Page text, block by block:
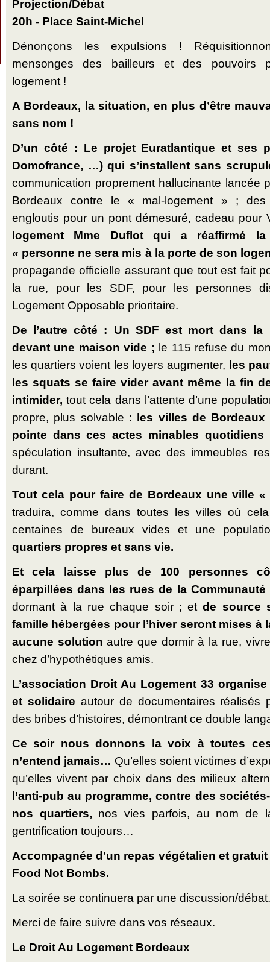
Projection/Débat
20h - Place Saint-Michel
Dénonçons les expulsions !
mensonges des bailleurs et des pouvoirs
logement !
A Bordeaux, la situation, en plus d’être
sans nom !
D’un côté : Le projet Euratlantique et ses
Domofrance, …) qui s’installent sans
communication proprement hallucinante lancée
Bordeaux contre le « mal-logement » ; des
engloutis pour un pont démesuré, cadeau pour
logement Mme Duflot qui a réaffirmé
« personne ne sera mis à la porte de son
propagande officielle assurant que tout est fait
la rue, pour les SDF, pour les personnes
Logement Opposable prioritaire.
De l’autre côté : Un SDF est mort dans la
devant une maison vide ; le 115 refuse du
les quartiers voient les loyers augmenter, les
les squats se faire vider avant même la fin
intimider, tout cela dans l’attente d’une
propre, plus solvable : les villes de
pointe dans ces actes minables quotidiens
spéculation insultante, avec des immeubles
durant.
Tout cela pour faire de Bordeaux une ville
traduira, comme dans toutes les villes où
centaines de bureaux vides et une
quartiers propres et sans vie.
Et cela laisse plus de 100 personnes
éparpillées dans les rues de la
dormant à la rue chaque soir ; etde source
famille hébergées pour l’hiver seront mises à
aucune solution autre que dormir à la rue,
chez d’hypothétiques amis.
L’association Droit Au Logement 33
et solidaire autour de documentaires réalisés
des bribes d’histoires, démontrant ce double
Ce soir nous donnons la voix à toutes
n’entend jamais… Qu’elles soient victimes
qu’elles vivent par choix dans des milieux
l’anti-pub au programme, contre des
nos quartiers, nos vies parfois, au nom de
gentrification toujours…
Accompagnée d’un repas végétalien et
Food Not Bombs.
La soirée se continuera par une discussion/débat.
Merci de faire suivre dans vos réseaux.
Le Droit Au Logement Bordeaux